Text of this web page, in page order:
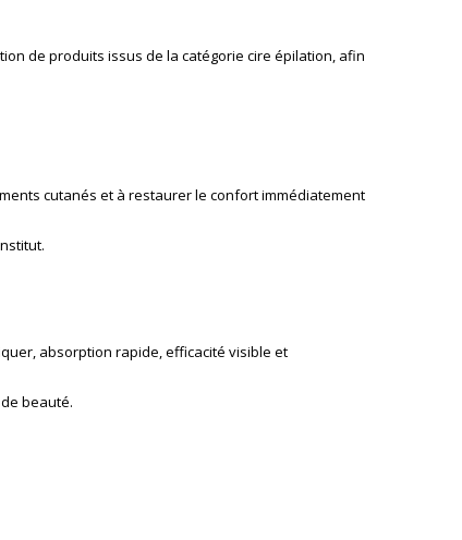
de produits issus de la catégorie cire épilation, afin
cutanés et à restaurer le confort immédiatement
absorption rapide, efficacité visible et
beauté.